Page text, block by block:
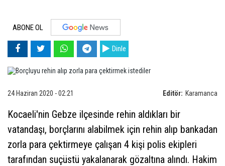
ABONE OL
Dinle
Editör: Karamanca
24 Haziran 2020 - 02:21
Kocaeli'nin Gebze ilçesinde rehin aldıkları bir
vatandaşı, borçlarını alabilmek için rehin alıp bankadan
zorla para çektirmeye çalışan 4 kişi polis ekipleri
tarafından suçüstü yakalanarak gözaltına alındı. Hakim